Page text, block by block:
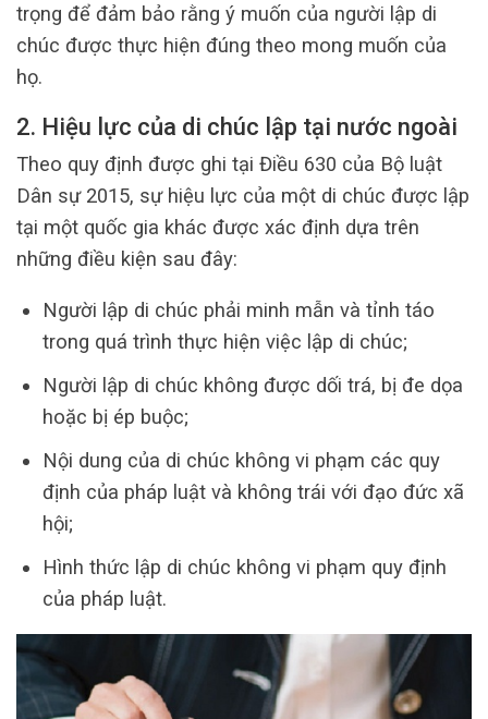
trọng để đảm bảo rằng ý muốn của người lập di
chúc được thực hiện đúng theo mong muốn của
họ.
2. Hiệu lực của di chúc lập tại nước ngoài
Theo quy định được ghi tại Điều 630 của Bộ luật
Dân sự 2015, sự hiệu lực của một di chúc được lập
tại một quốc gia khác được xác định dựa trên
những điều kiện sau đây:
Người lập di chúc phải minh mẫn và tỉnh táo
trong quá trình thực hiện việc lập di chúc;
Người lập di chúc không được dối trá, bị đe dọa
hoặc bị ép buộc;
Nội dung của di chúc không vi phạm các quy
định của pháp luật và không trái với đạo đức xã
hội;
Hình thức lập di chúc không vi phạm quy định
của pháp luật.